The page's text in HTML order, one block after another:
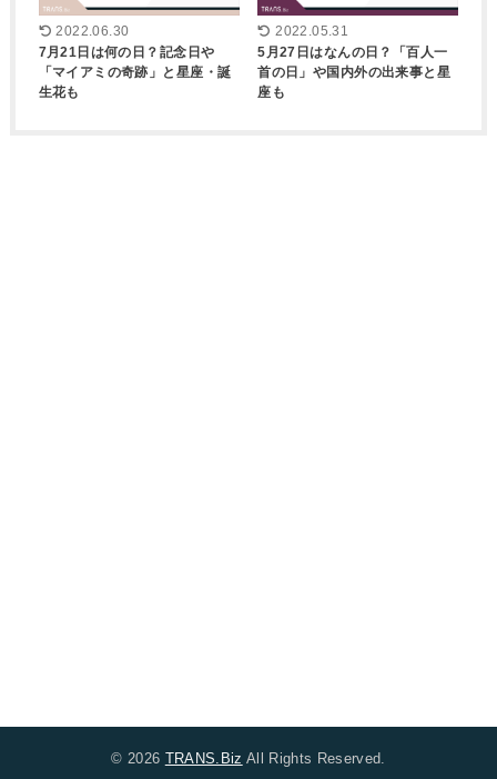
2022.06.30
7月21日は何の日？記念日や
「マイアミの奇跡」と星座・誕
生花も
2022.05.31
5月27日はなんの日？「百人一
首の日」や国内外の出来事と星
座も
© 2026 TRANS.Biz All Rights Reserved.